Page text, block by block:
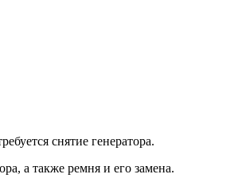
снятие генератора.
а также ремня и его замена.